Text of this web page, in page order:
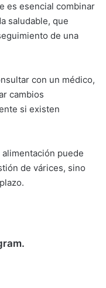
es esencial combinar
saludable, que
de una
con un médico,
cambios
si existen
puede
de várices, sino